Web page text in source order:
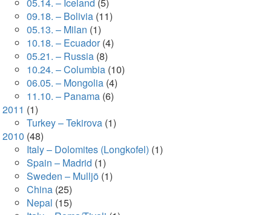
09.18. – Bolivia (11)
05.13. – Milan (1)
10.18. – Ecuador(4)
05.21. – Russia (8)
10.24. – Columbia (10)
06.05. – Mongolia (4)
11.10. – Panama (6)
2011 (1)
Turkey – Tekirova (1)
2010 (48)
Italy – Dolomites (Longkofel) (1)
Spain – Madrid (1)
Sweden – Mulljö (1)
China (25)
Nepal (15)